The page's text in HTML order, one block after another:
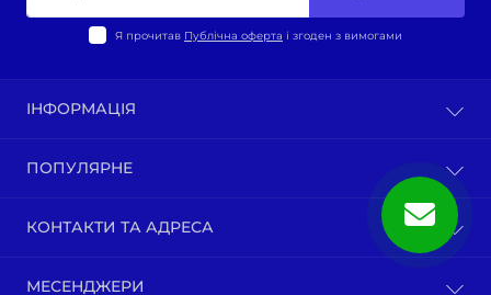
Я прочитав Публічна оферта і згоден з вимогами
ІНФОРМАЦІЯ
Політика конфіденційності
Про нас
Карта сайту
ПОПУЛЯРНЕ
Запчастини по моделям мотоциклів
Бензопили / тримера (мотокоси) та запчастини
КОНТАКТИ ТА АДРЕСА
МЕСЕНДЖЕРИ